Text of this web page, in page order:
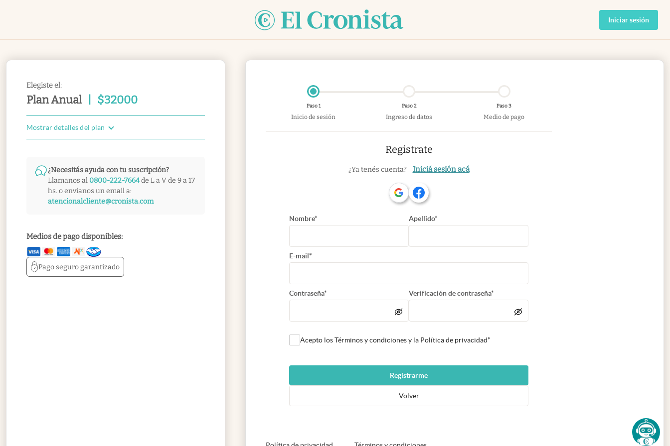
Iniciar sesión
Elegiste el:
Plan Anual $32000
Mostrar detalles del plan
¿Necesitás ayuda con tu suscripción?
Llamanos al 0800-222-7664de L a V de 9 a 17
hs. o envianos un email a:
atencionalcliente@cronista.com
Medios de pago disponibles:
Pago segurogarantizado
Paso 1
Inicio de sesión
Paso 2
Ingreso de datos
Paso 3
Medio de pago
Registrate
¿Ya tenés cuenta? Iniciá sesión acá
Nombre* Apellido*
E-mail*
Contraseña* Verificación de contraseña*
Acepto los Términos y condiciones y la Política de privacidad*
Registrarme
Volver